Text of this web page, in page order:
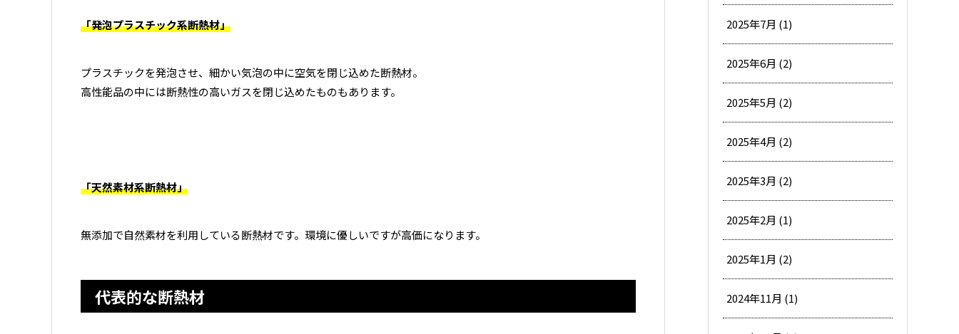
「発泡プラスチック系断熱材」
プラスチックを発泡させ、細かい気泡の中に空気を閉じ込めた断熱材。
高性能品の中には断熱性の高いガスを閉じ込めたものもあります。
「天然素材系断熱材」
無添加で自然素材を利用している断熱材です。環境に優しいですが高価になります。
代表的な断熱材
2025年7月 (1)
2025年6月 (2)
2025年5月 (2)
2025年4月 (2)
2025年3月 (2)
2025年2月 (1)
2025年1月 (2)
2024年11月 (1)